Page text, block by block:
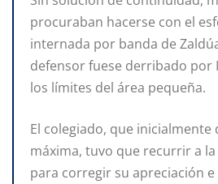
procuraban hacerse con el
internada por banda de
defensor fuese derribado por
los límites del área pequeña.
El colegiado, que inicialmente
máxima, tuvo que recurrir a la
para corregir su apreciación